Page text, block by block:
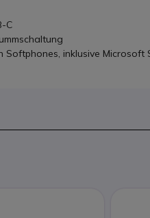
C
inklusive Microsoft